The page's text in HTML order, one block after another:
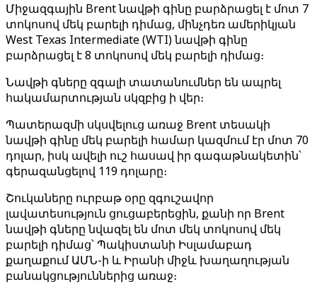
Միջազգային Brent նավթի գինը բարձրացել է մոտ 7
տոկոսով մեկ բարելի դիմաց, մինչդեռ ամերիկյան
West Texas Intermediate (WTI) նավթի գինը
բարձրացել է 8 տոկոսով մեկ բարելի դիմաց։
Նավթի գները զգալի տատանումներ են ապրել
հակամարտության սկզբից ի վեր։
Պատերազմի սկսվելուց առաջ Brent տեսակի
նավթի գինը մեկ բարելի համար կազմում էր մոտ 70
դոլար, իսկ ավելի ուշ հասավ իր գագաթնակետին՝
գերազանցելով 119 դոլարը։
Շուկաները ուրբաթ օրը զգուշավոր
լավատեսություն ցուցաբերեցին, քանի որ Brent
նավթի գները նվազել են մոտ մեկ տոկոսով մեկ
բարելի դիմաց՝ Պակիստանի Իսլամաբադ
քաղաքում ԱՄՆ-ի և Իրանի միջև խաղաղության
բանակցություններից առաջ։